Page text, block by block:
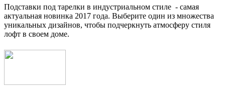
Подставки под тарелки в индустриальном стиле - самая
актуальная новинка 2017 года. Выберите один из множества
уникальных дизайнов, чтобы подчеркнуть атмосферу стиля
лофт в своем доме.